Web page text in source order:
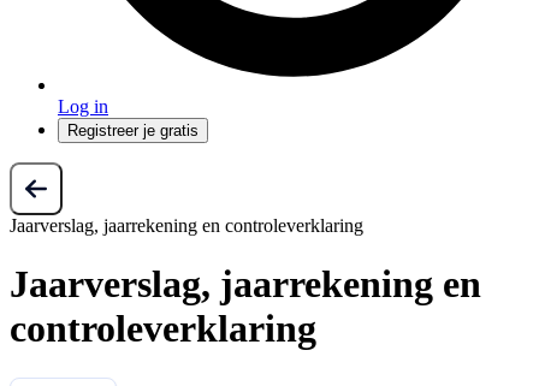
Log in
Registreer je gratis
Jaarverslag, jaarrekening en controleverklaring
Jaarverslag, jaarrekening en
controleverklaring